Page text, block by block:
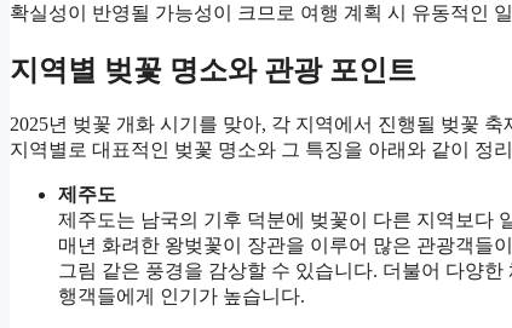
확실성이 반영될 가능성이 크므로 여행 계획 시 유동적인
지역별 벚꽃 명소와 관광 포인트
2025년 벚꽃 개화 시기를 맞아, 각 지역에서 진행될 벚꽃
지역별로 대표적인 벚꽃 명소와 그 특징을 아래와 같이 정
제주도
제주도는 남국의 기후 덕분에 벚꽃이 다른 지역보다
매년 화려한 왕벚꽃이 장관을 이루어 많은 관광객들
그림 같은 풍경을 감상할 수 있습니다. 더불어 다양
행객들에게 인기가 높습니다.